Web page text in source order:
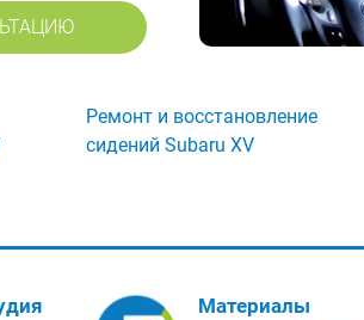
Ремонт и восстановление
сидений Subaru XV
Материалы